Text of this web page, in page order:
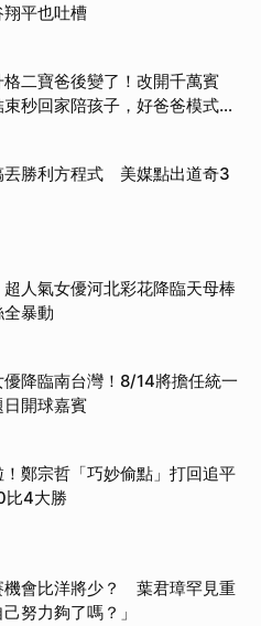
平也吐槽
格二寶爸後變了！改開千萬賓
秒回家陪孩子，好爸爸模式全
丟勝利方程式 美媒點出道奇3
人氣女優河北彩花降臨天母棒
暴動
降臨南台灣！8/14將擔任統一
開球嘉賓
鄭宗哲「巧妙偷點」打回追平
比4大勝
機會比洋將少？ 葉君璋罕見重
努力夠了嗎？」